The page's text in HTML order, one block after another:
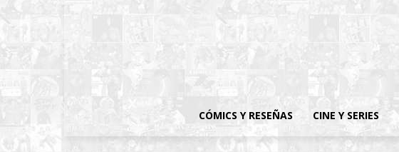
CÓMICS Y RESEÑAS CINE Y SERIES